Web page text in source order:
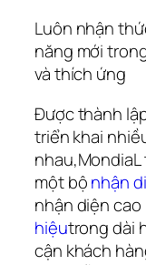
Luôn nhận
năng mới
và thích ứng
Được thành
triển khai
một bộ nhận
nhận diện
hiệutrong dài
cận khách